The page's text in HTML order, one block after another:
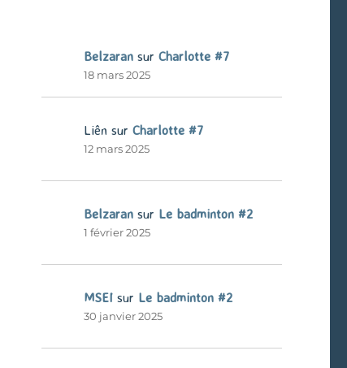
Belzaransur Charlotte #7
18 mars 2025
Liên sur Charlotte #7
12 mars 2025
Belzaransur Le badminton #2
1 février 2025
MSEIsur Le badminton #2
30 janvier 2025